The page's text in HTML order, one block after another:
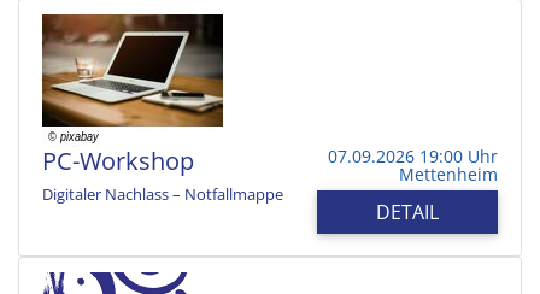
PC-Workshop
Digitaler Nachlass – Notfallmappe
07.09.2026 19:00 Uhr
Mettenheim
DETAIL